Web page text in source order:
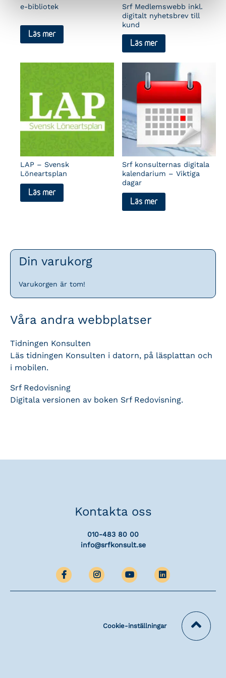
e-bibliotek
Läs mer
Srf Medlemswebb inkl.
digitalt nyhetsbrev till
kund
Läs mer
LAP – Svensk
Löneartsplan
Läs mer
Srf konsulternas digitala
kalendarium – Viktiga
dagar
Läs mer
Din varukorg
Varukorgen är tom!
Våra andra webbplatser
Tidningen Konsulten
Läs tidningen Konsulten i datorn, på läsplattan och
i mobilen.
Srf Redovisning
Digitala versionen av boken Srf Redovisning.
Kontakta oss
010-483 80 00
info@srfkonsult.se
Cookie-inställningar